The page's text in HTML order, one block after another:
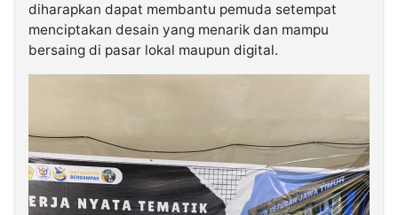
diharapkan dapat membantu pemuda setempat
menciptakan desain yang menarik dan mampu
bersaing di pasar lokal maupun digital.